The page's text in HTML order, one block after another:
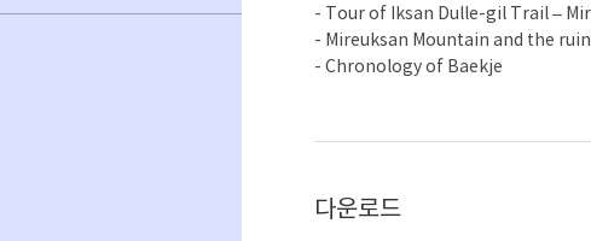
- Tour of Iksan Dulle-gil Trail –
- Mireuksan Mountain and the
- Chronology of Baekje
다운로드